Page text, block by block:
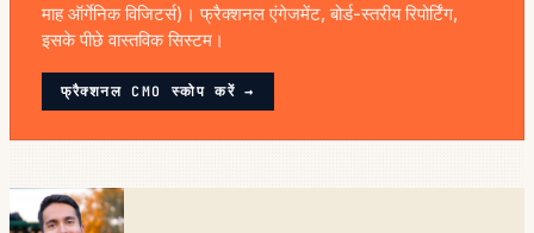
माह ऑर्गेनिक विजिटर्स)। फ्रैक्शनल एंगेजमेंट, बोर्ड-स्तरीय रिपोर्टिंग,
इसके पीछे वास्तविक सिस्टम।
फ्रैक्शनल CMO स्कोप करें →